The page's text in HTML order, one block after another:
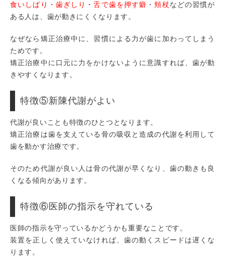
食いしばり
・ 歯ぎしり ・舌で歯を押す癖 ・頬杖などの習慣が
ある人は、歯が動きにくくなります。
なぜなら矯正治療中に、習慣による力が歯に加わってしまう
ためです。
矯正治療中に口元に力をかけないように意識すれば、歯が動
きやすくなります。
特徴⑤新陳代謝がよい
代謝が良いことも特徴のひとつとなります。
矯正治療は歯を支えている骨の吸収と造成の代謝を利用して
歯を動かす治療です。
そのため代謝が良い人は骨の代謝が早くなり、歯の動きも良
くなる傾向があります。
特徴⑥医師の指示を守れている
医師の指示を守っているかどうかも重要なことです。
装置を正しく使えていなければ、歯の動くスピードは遅くな
ります。